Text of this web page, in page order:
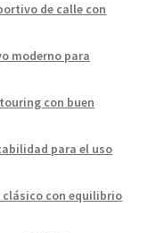
de calle con
moderno para
con buen
para el uso
clásico con equilibrio